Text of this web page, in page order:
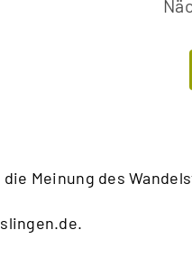
Meinung des
.